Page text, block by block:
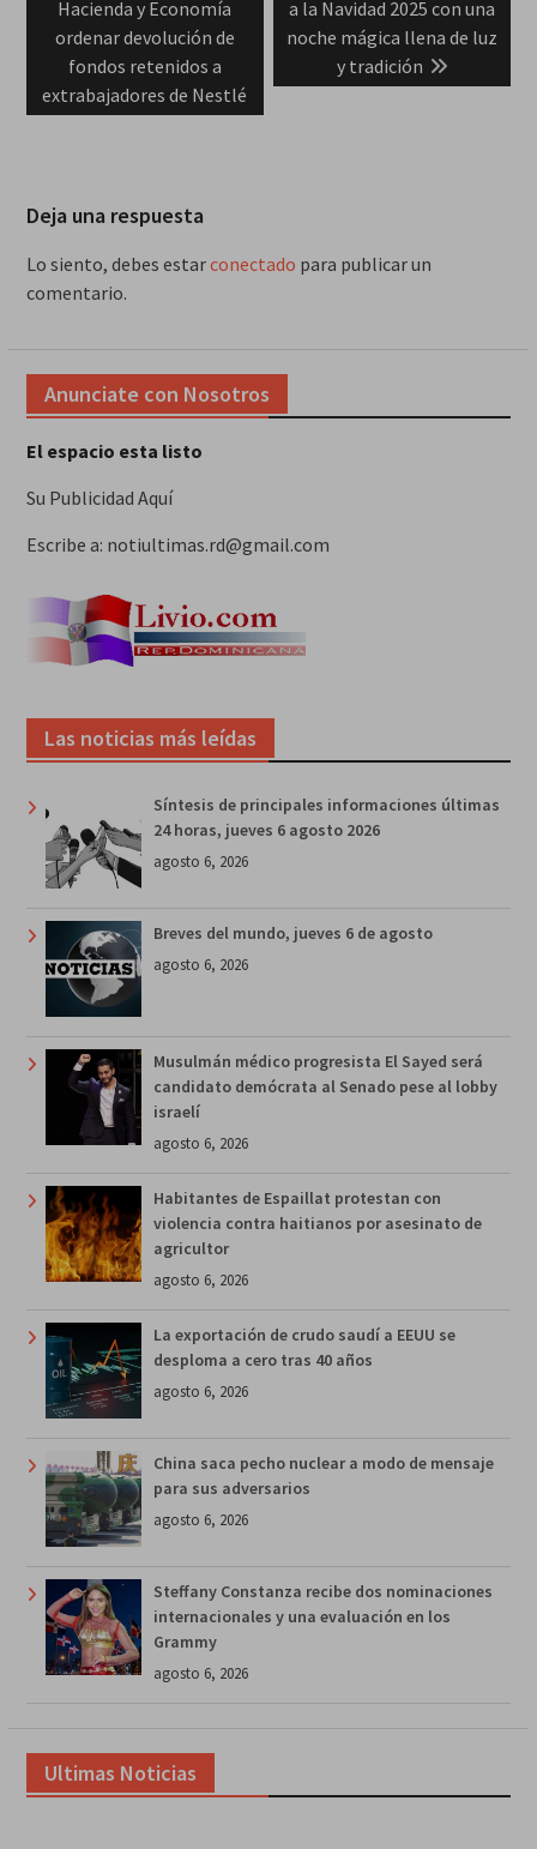
entradas
post:
Hacienda y Economía
ordenar devolución de
fondos retenidos a
extrabajadores de Nestlé
post:
a la Navidad 2025 con una
noche mágica llena de luz
y tradición
Deja una respuesta
Lo siento, debes estarconectado para publicar un
comentario.
Anunciate con Nosotros
El espacio esta listo
Su Publicidad Aquí
Escribe a: notiultimas.rd@gmail.com
Las noticias más leídas
Síntesis de principales informaciones últimas
24 horas, jueves 6 agosto 2026
agosto 6, 2026
Breves del mundo, jueves 6 de agosto
agosto 6, 2026
Musulmán médico progresista El Sayed será
candidato demócrata al Senado pese al lobby
israelí
agosto 6, 2026
Habitantes de Espaillat protestan con
violencia contra haitianos por asesinato de
agricultor
agosto 6, 2026
La exportación de crudo saudí a EEUU se
desploma a cero tras 40 años
agosto 6, 2026
China saca pecho nuclear a modo de mensaje
para sus adversarios
agosto 6, 2026
Steffany Constanza recibe dos nominaciones
internacionales y una evaluación en los
Grammy
agosto 6, 2026
Ultimas Noticias